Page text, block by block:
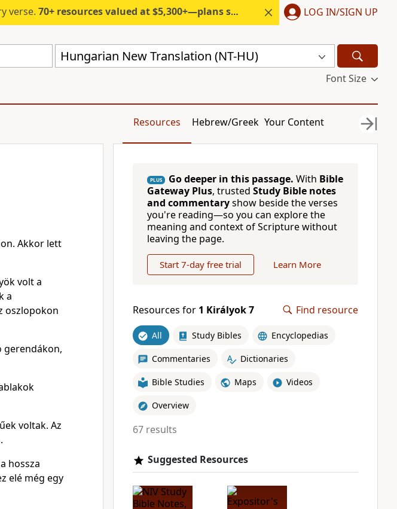
verse. 70+ resources valued at $5,300+—plans start under $6/month. LOG IN/SIGN UP
Hungarian New Translation (NT-HU)
Font Size
Resources Hebrew/Greek Your Content
Akkor lett
volt a
a
oszlopokon
gerendákon,
voltak. Az
hossza
elé még egy
PLUS Go deeper in this passage. With Bible
Gateway Plus, trusted Study Bible notes
and commentaryshow beside the verses
you're reading—so you can explore the
meaning and context of Scripture without
leaving the page.
Start 7-day free trial Learn More
Resources for 1 Királyok 7 Find resource
All Study Bibles Encyclopedias
Commentaries Dictionaries
Bible Studies Maps Videos
Overview
67 results
Suggested Resources